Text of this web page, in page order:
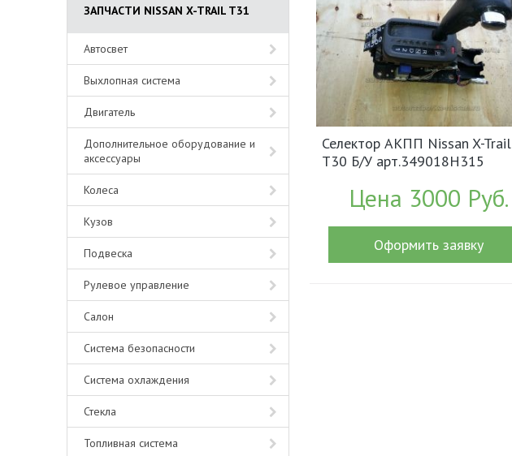
ЗАПЧАСТИ NISSAN X-TRAIL T31
Автосвет
Выхлопная система
Двигатель
Дополнительное оборудование и
аксессуары
Колеса
Кузов
Подвеска
Рулевое управление
Салон
Система безопасности
Система охлаждения
Стекла
Топливная система
Селектор АКПП Nissan X-Trail
T30 Б/У арт.349018H315
Цена 3000 Руб.
Оформить заявку